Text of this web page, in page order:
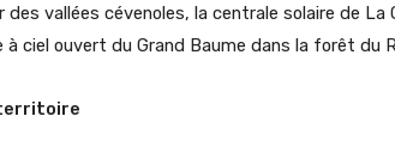
vallées cévenoles, la centrale solaire de La
à ciel ouvert du Grand Baume dans la forêt du